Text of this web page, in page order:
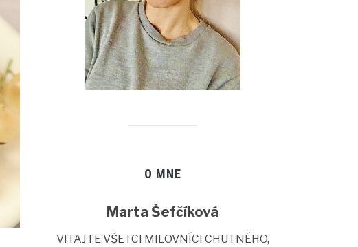
O MNE
Marta Šefčíková
VITAJTE VŠETCI MILOVNÍCI CHUTNÉHO,